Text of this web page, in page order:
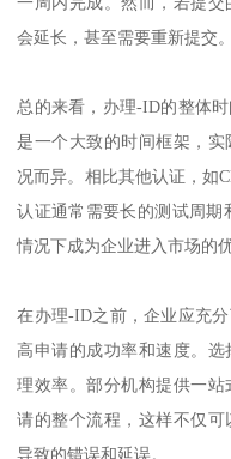
会延长，甚至需要重新提交。
总的来看，办理-ID的整体
是一个大致的时间框架，
况而异。相比其他认证，如
认证通常需要长的测试周期
情况下成为企业进入市场的
在办理-ID之前，企业应充
高申请的成功率和速度。
理效率。部分机构提供一
请的整个流程，这样不仅
导致的错误和延误。